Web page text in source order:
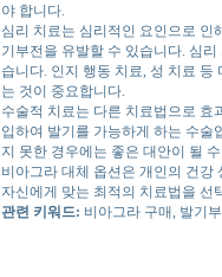
야 합니다.
심리 치료는 심리적인 요인으로 인
기부전을 유발할 수 있습니다. 심
습니다. 인지 행동 치료, 성 치료
는 것이 중요합니다.
수술적 치료는 다른 치료법으로 효
입하여 발기를 가능하게 하는 수술
지 못한 경우에는 좋은 대안이 될
비아그라 대체 옵션은 개인의 건강
자신에게 맞는 최적의 치료법을 선
관련 키워드: 비아그라 구매, 발기